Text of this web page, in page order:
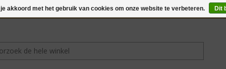
akkoord met het gebruik van cookies om onze website te verbeteren. Dit